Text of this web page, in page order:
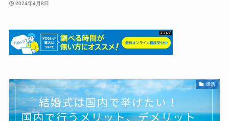
2024年4月8日
婚活